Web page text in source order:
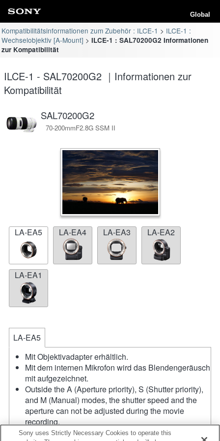
Global
Kompatibilitätsinformationen zum Zubehör : ILCE-1
ILCE-1 :
Wechselobjektiv [A-Mount]
ILCE-1 : SAL70200G2 Informationen
zur Kompatibilität
ILCE-1 - SAL70200G2 ｜Informationen zur
Kompatibilität
SAL70200G2
70-200mmF2.8G SSM II
LA-EA5 LA-EA4 LA-EA3 LA-EA2
LA-EA1
LA-EA5
Mit Objektivadapter erhältlich.
Mit dem internen Mikrofon wird das Blendengeräusch
mit aufgezeichnet.
Outside the A (Aperture priority), S (Shutter priority),
and M (Manual) modes, the shutter speed and the
aperture can not be adjusted during the movie
recording.
Wenn Sie das A-Mount-Objektiv mit dem
Sony uses Strictly Necessary Cookies to operate this